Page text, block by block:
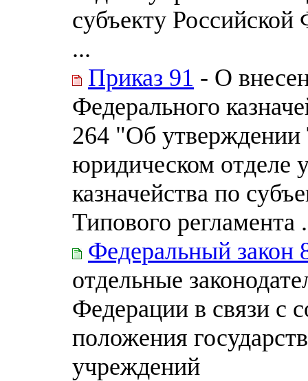
субъекту
...
Приказ 91 - О
Федерального
264 "Об утверждении
юридическом отделе
казначейства по
Типового регламента
Федеральный закон
отдельные
Федерации в связи с
положения
учреждений